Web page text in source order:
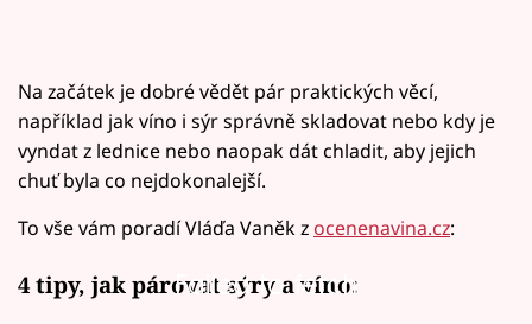
Na začátek je dobré vědět pár praktických věcí,
například jak víno i sýr správně skladovat nebo kdy je
vyndat z lednice nebo naopak dát chladit, aby jejich
chuť byla co nejdokonalejší.
To vše vám poradí Vláďa Vaněk z ocenenavina.cz:
Failed to fetch
4 tipy, jak párovat sýry a víno: